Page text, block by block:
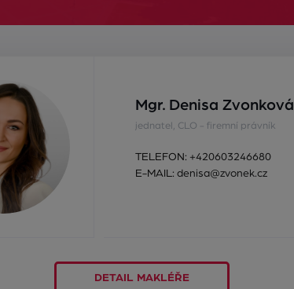
Mgr. Denisa Zvonková
jednatel, CLO - firemní právník
TELEFON: +420603246680
E-MAIL: denisa@zvonek.cz
DETAIL MAKLÉŘE